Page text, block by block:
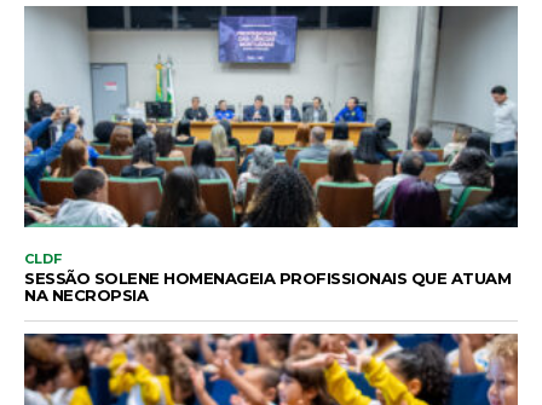
CLDF
SESSÃO SOLENE HOMENAGEIA PROFISSIONAIS QUE ATUAM
NA NECROPSIA